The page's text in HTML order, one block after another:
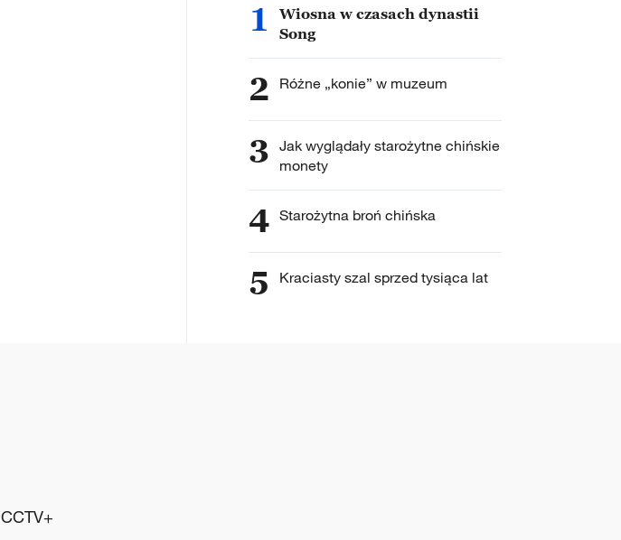
1
Wiosna w czasach dynastii
Song
2 Różne „konie” w muzeum
3 Jak wyglądały starożytne chińskie
monety
4 Starożytna broń chińska
5 Kraciasty szal sprzed tysiąca lat
CCTV+